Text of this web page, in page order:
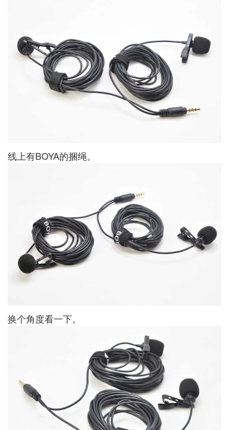
线上有BOYA的捆绳。
换个角度看一下。